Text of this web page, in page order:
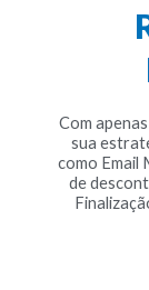
Com
sua
como Email
de